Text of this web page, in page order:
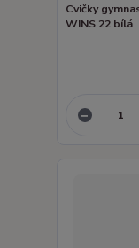
Cvičky
WINS 22 bílá